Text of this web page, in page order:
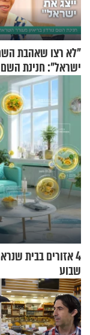
"לא רצו שאהבת
ישראל": חנינת השם
בריאיון מעורר
4 אזורים בבית
שבוע